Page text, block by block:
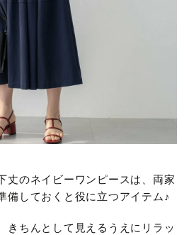
丈のネイビーワンピースは、両家
備しておくと役に立つアイテム♪
きちんとして見えるうえにリラッ